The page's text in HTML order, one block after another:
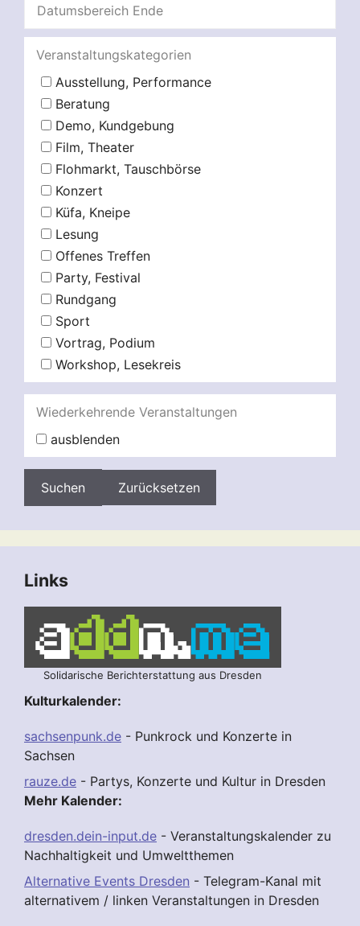
Veranstaltungskategorien
Ausstellung, Performance
Beratung
Demo, Kundgebung
Film, Theater
Flohmarkt, Tauschbörse
Konzert
Küfa, Kneipe
Lesung
Offenes Treffen
Party, Festival
Rundgang
Sport
Vortrag, Podium
Workshop, Lesekreis
Wiederkehrende Veranstaltungen
ausblenden
Zurücksetzen
Links
Solidarische Berichterstattung aus Dresden
Kulturkalender:
sachsenpunk.de - Punkrock und Konzerte in
Sachsen
rauze.de - Partys, Konzerte und Kultur in Dresden
Mehr Kalender:
dresden.dein-input.de - Veranstaltungskalender zu
Nachhaltigkeit und Umweltthemen
Alternative Events Dresden - Telegram-Kanal mit
alternativem / linken Veranstaltungen in Dresden